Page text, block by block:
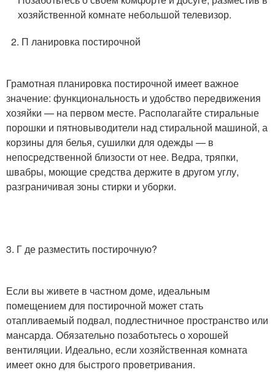
хозяйственной комнате небольшой телевизор.
2. П ланировка постирочной
Грамотная планировка постирочной имеет важное
значение: функциональность и удобство передвижения
хозяйки — на первом месте. Располагайте стиральные
порошки и пятновыводители над стиральной машиной, а
корзины для белья, сушилки для одежды — в
непосредственной близости от нее. Ведра, тряпки,
швабры, моющие средства держите в другом углу,
разграничивая зоны стирки и уборки.
3. Г де разместить постирочную?
Если вы живете в частном доме, идеальным
помещением для постирочной может стать
отапливаемый подвал, подлестничное пространство или
мансарда. Обязательно позаботьтесь о хорошей
вентиляции. Идеально, если хозяйственная комната
имеет окно для быстрого проветривания.